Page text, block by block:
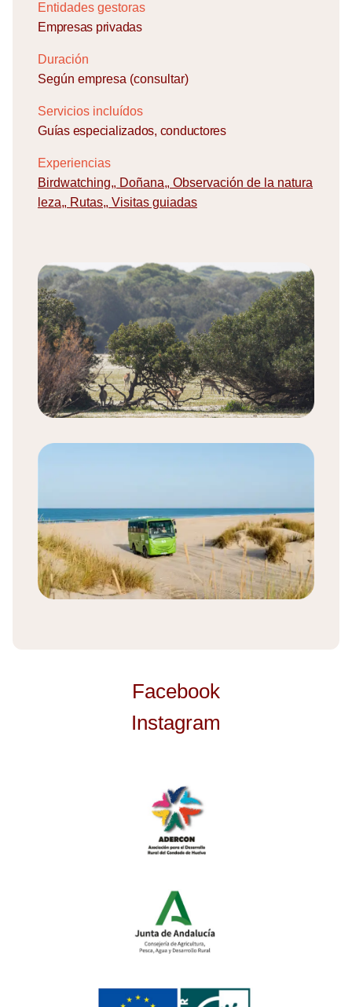
Entidades gestoras
Empresas privadas
Duración
Según empresa (consultar)
Servicios incluídos
Guías especializados, conductores
Experiencias
Birdwatching, Doñana, Observación de la natura
leza, Rutas, Visitas guiadas
Facebook
Instagram